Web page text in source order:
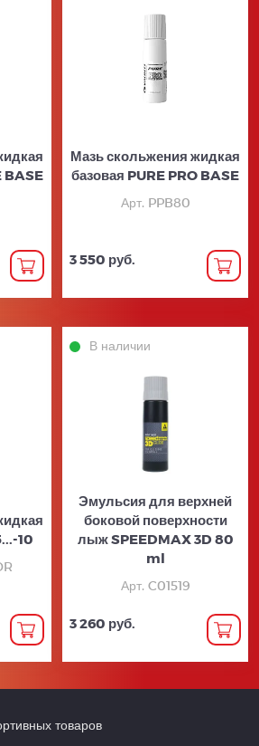
BASE
Мазь скольжения жидкая
базовая PURE PRO BASE
Арт. PPB80
3 550 руб.
10
В наличии
Эмульсия для верхней
боковой поверхности
лыж SPEEDMAX 3D 80
ml
Арт. C01519
3 260 руб.
товаров